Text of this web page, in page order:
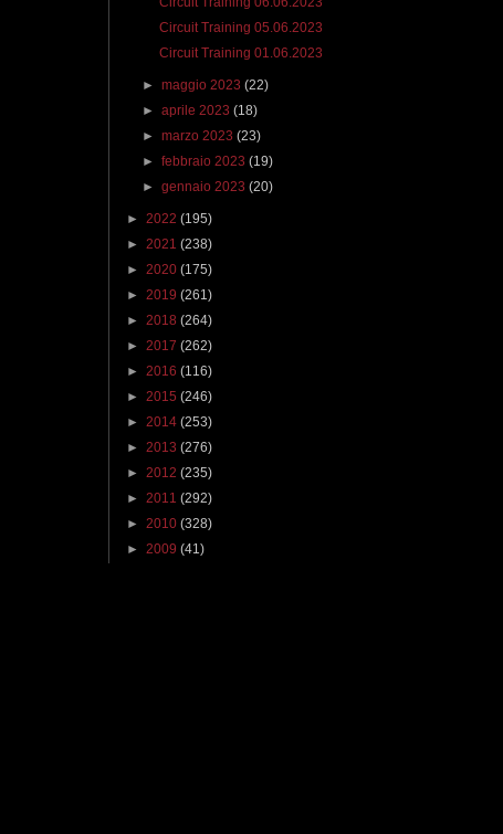
Circuit Training 05.06.2023
Circuit Training 01.06.2023
►maggio 2023(22)
►aprile 2023(18)
►marzo 2023(23)
►febbraio 2023(19)
►gennaio 2023(20)
► 2022 (195)
► 2021 (238)
► 2020 (175)
► 2019 (261)
► 2018 (264)
► 2017 (262)
► 2016 (116)
► 2015 (246)
► 2014 (253)
► 2013 (276)
► 2012 (235)
► 2011 (292)
► 2010 (328)
► 2009 (41)